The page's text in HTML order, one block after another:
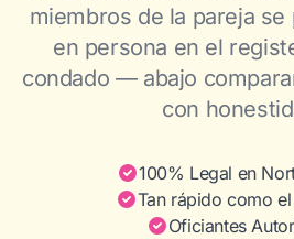
miembros de la pareja se
en persona en el
condado — abajo
con
100% Legal en
Tan rápido como
Oficiantes